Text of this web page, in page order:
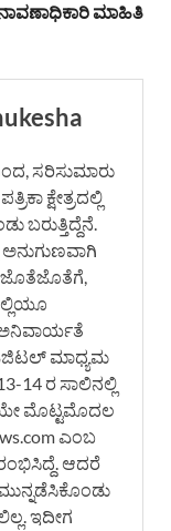
ಮಾಹಿತಿ
ಸರಿಸುಮಾರು
ಕ್ಷೇತ್ರದಲ್ಲಿ
ಬರುತ್ತಿದ್ದೆನೆ.
ಅನುಗುಣವಾಗಿ
ಮಾಧ್ಯಮ
14 ರ ಸಾಲಿನಲ್ಲಿ
ಮೊಟ್ಟಮೊದಲ
ಎಂಬ
ಆದರೆ
ಇದೀಗ